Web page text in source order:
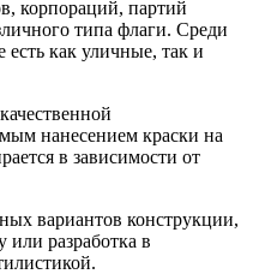
корпораций, партий
типа флаги. Среди
как уличные, так и
нанесением краски на
в зависимости от
вариантов конструкции,
разработка в